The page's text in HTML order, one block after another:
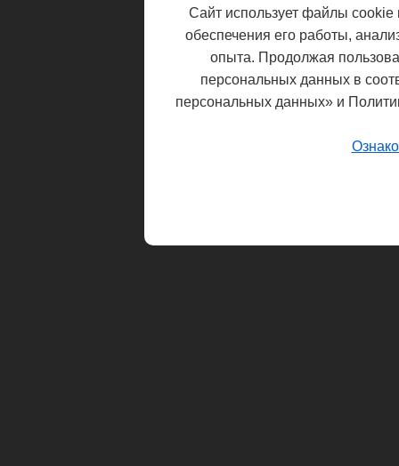
Сайт использует файлы cookie
обеспечения его работы,
опыта. Продолжая
персональных данных в
персональных данных» и